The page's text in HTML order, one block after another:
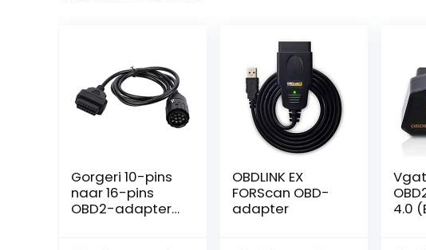
Gorgeri 10-pins
naar 16-pins
OBD2-adapter
OBDLINK EX
FORScan OBD-
adapter
4.0